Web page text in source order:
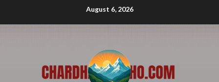
August 6, 2026